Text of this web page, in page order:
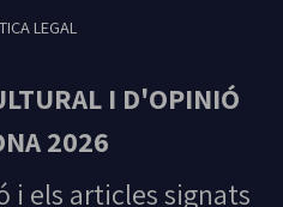
LEGAL
I D'OPINIÓ
2026
i els articles signats